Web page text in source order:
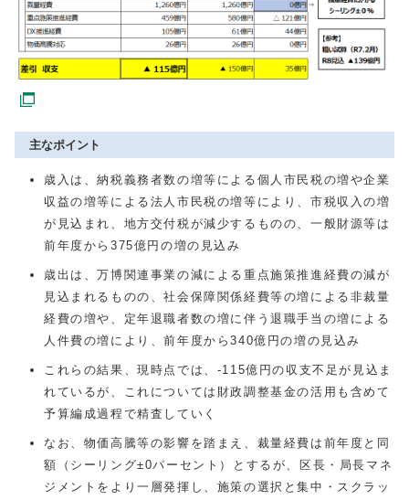
主なポイント
歳入は、納税義務者数の増等による個人市民税の増や企業
収益の増等による法人市民税の増等により、市税収入の増
が見込まれ、地方交付税が減少するものの、一般財源等は
前年度から375億円の増の見込み
歳出は、万博関連事業の減による重点施策推進経費の減が
見込まれるものの、社会保障関係経費等の増による非裁量
経費の増や、定年退職者数の増に伴う退職手当の増による
人件費の増により、前年度から340億円の増の見込み
これらの結果、現時点では、-115億円の収支不足が見込ま
れているが、これについては財政調整基金の活用も含めて
予算編成過程で精査していく
なお、物価高騰等の影響を踏まえ、裁量経費は前年度と同
額（シーリング±0パーセント）とするが、区長・局長マネ
ジメントをより一層発揮し、施策の選択と集中・スクラッ